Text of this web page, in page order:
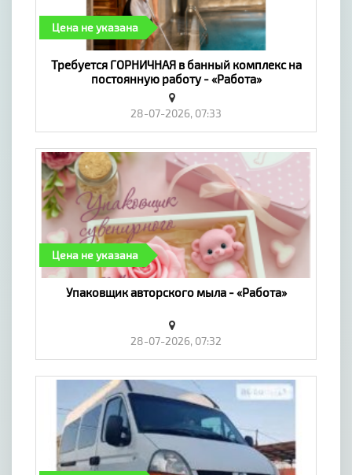
Цена не указана
Требуется ГОРНИЧНАЯ в банный комплекс на
постоянную работу - «Работа»
28-07-2026, 07:33
Цена не указана
Упаковщик авторского мыла - «Работа»
28-07-2026, 07:32